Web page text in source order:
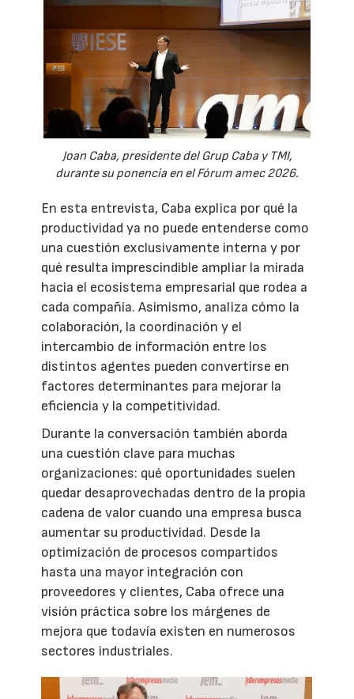
Joan Caba, presidente del Grup Caba y TMI,
durante su ponencia en el Fórum amec 2026.
En esta entrevista, Caba explica por qué la
productividad ya no puede entenderse como
una cuestión exclusivamente interna y por
qué resulta imprescindible ampliar la mirada
hacia el ecosistema empresarial que rodea a
cada compañía. Asimismo, analiza cómo la
colaboración, la coordinación y el
intercambio de información entre los
distintos agentes pueden convertirse en
factores determinantes para mejorar la
eficiencia y la competitividad.
Durante la conversación también aborda
una cuestión clave para muchas
organizaciones: qué oportunidades suelen
quedar desaprovechadas dentro de la propia
cadena de valor cuando una empresa busca
aumentar su productividad. Desde la
optimización de procesos compartidos
hasta una mayor integración con
proveedores y clientes, Caba ofrece una
visión práctica sobre los márgenes de
mejora que todavía existen en numerosos
sectores industriales.